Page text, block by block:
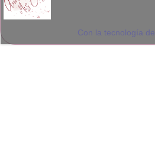
Con la tecnología de